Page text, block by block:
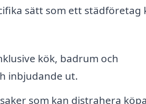
sätt som ett städföretag
kök, badrum och
inbjudande ut.
som kan distrahera